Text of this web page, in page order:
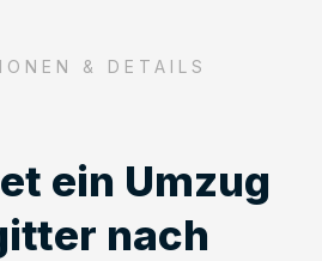
& DETAILS
ein Umzug
nach